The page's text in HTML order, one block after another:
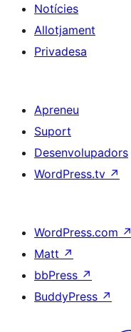
Notícies
Allotjament
Privadesa
Apreneu
Suport
Desenvolupadors
WordPress.tv ↗
WordPress.com ↗
Matt ↗
bbPress ↗
BuddyPress ↗